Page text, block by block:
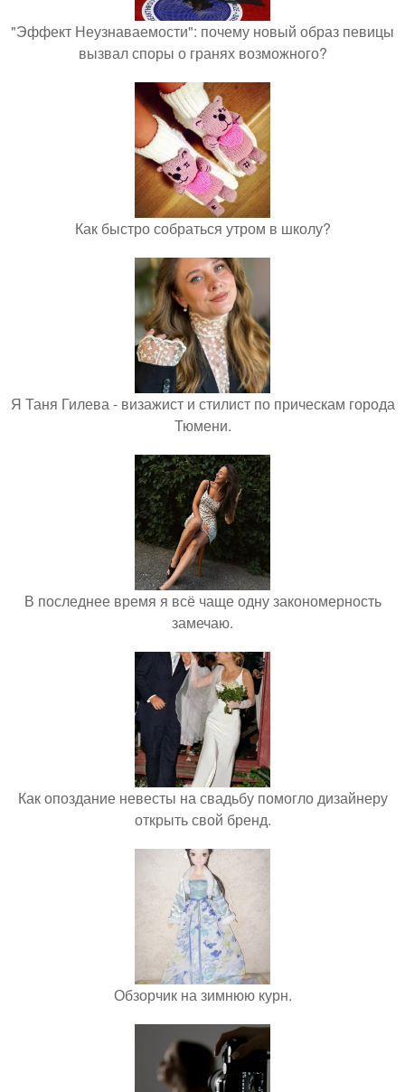
"Эффект Неузнаваемости": почему новый образ певицы
вызвал споры о гранях возможного?
Как быстро собраться утром в школу?
Я Таня Гилева - визажист и стилист по прическам города
Тюмени.
В последнее время я всё чаще одну закономерность
замечаю.
Как опоздание невесты на свадьбу помогло дизайнеру
открыть свой бренд.
Обзорчик на зимнюю курн.